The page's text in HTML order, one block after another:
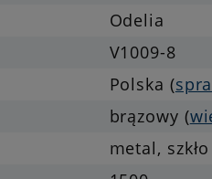
Odelia
V1009-8
Polska (
brązowy (
metal, szkło